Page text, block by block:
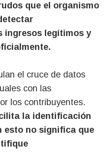
que el organismo
ingresos legítimos y
el cruce de datos
con las
los contribuyentes.
la identificación
esto no significa que